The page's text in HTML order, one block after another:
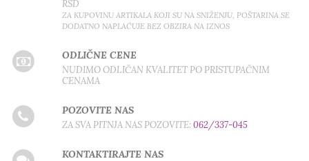
RSD
ZA KUPOVINU ARTIKALA KOJI SU NA SNIŽENJU, POŠTARINA SE
DODATNO NAPLAĆUJE BEZ OBZIRA NA IZNOS
ODLIČNE CENE
NUDIMO ODLIČAN KVALITET PO PRISTUPAČNIM
CENAMA
POZOVITE NAS
ZA SVA PITNJA NAS POZOVITE:062/337-045
KONTAKTIRAJTE NAS